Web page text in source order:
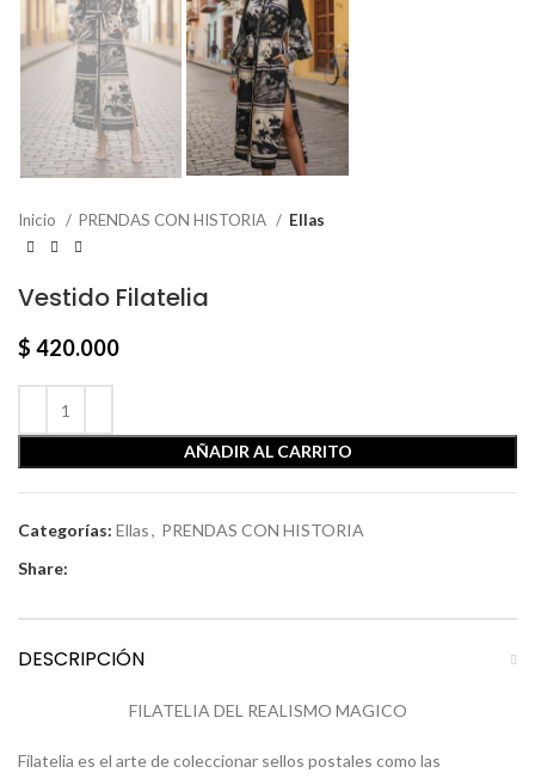
Inicio PRENDAS CON HISTORIA Ellas
Vestido Filatelia
$ 420.000
AÑADIR AL CARRITO
Categorías: Ellas, PRENDAS CON HISTORIA
Share:
DESCRIPCIÓN
FILATELIA DEL REALISMO MAGICO
Filatelia es el arte de coleccionar sellos postales como las